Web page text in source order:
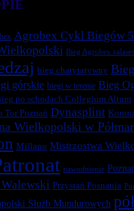
Agrobex Cykl Biegów
Bieg Agrobex
bieg charytatywny Bieg
górskie biegi w terenie Bieg
po schodach Collegium Altum
Tor Poznań Dynasplint
Wielkopolski w
Millano Mistrzostwa
nawodnienie
Przystań Posnania
Służb Mundurowych